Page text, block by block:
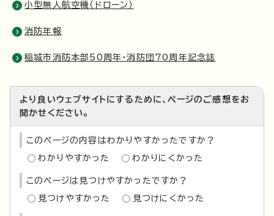
小型無人航空機（ドローン）
消防年報
稲城市消防本部50周年・消防団70周年記念誌
より良いウェブサイトにするために、ページのご感想をお
聞かせください。
このページの内容はわかりやすかったですか？
わかりやすかった わかりにくかった
このページは見つけやすかったですか？
見つけやすかった 見つけにくかった